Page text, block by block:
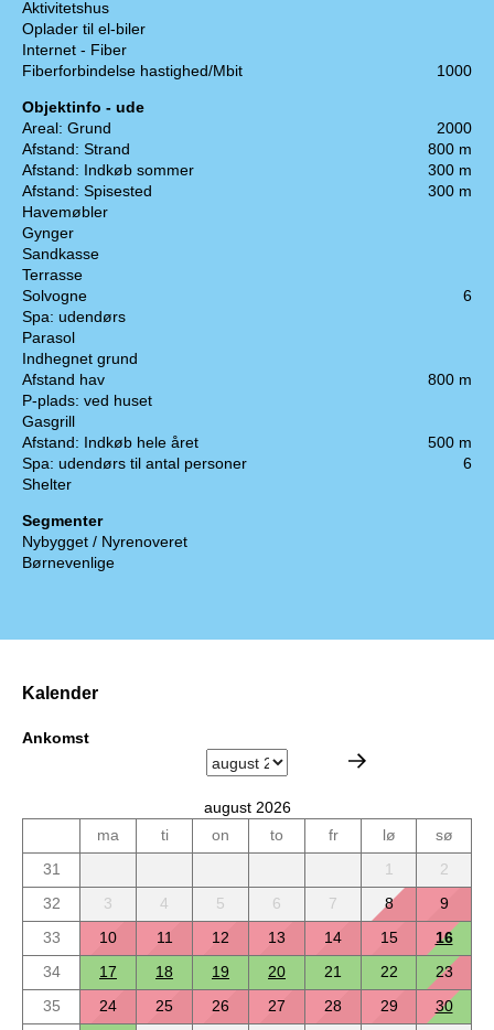
Aktivitetshus
Oplader til el-biler
Internet - Fiber
Fiberforbindelse hastighed/Mbit
1000
Objektinfo - ude
Areal: Grund
2000
Afstand: Strand
800 m
Afstand: Indkøb sommer
300 m
Afstand: Spisested
300 m
Havemøbler
Gynger
Sandkasse
Terrasse
Solvogne
6
Spa: udendørs
Parasol
Indhegnet grund
Afstand hav
800 m
P-plads: ved huset
Gasgrill
Afstand: Indkøb hele året
500 m
Spa: udendørs til antal personer
6
Shelter
Segmenter
Nybygget / Nyrenoveret
Børnevenlige
Kalender
Ankomst
august 2026
ma
ti on to fr lø
sø
31
1
2
32
3 4 5 6 7 8
9
33
10 11 12 13 14 15
16
34
17 18 19 20 21 22
23
35
24 25 26 27 28 29
30